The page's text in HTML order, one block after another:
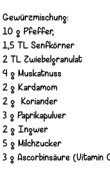
Gewürzmischung:
10 g Pfeffer,
1,5 TL Senfkörner
2 TL Zwiebelgranulat
4 g Muskatnuss
2 g Kardamom
2 g Koriander
3 g Paprikapulver
2 g Ingwer
5 g Milchzucker
3 g Ascorbinsäure (Vitamin